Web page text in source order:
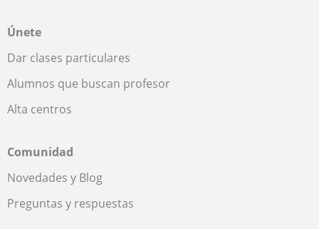
Únete
Dar clases particulares
Alumnos que buscan profesor
Alta centros
Comunidad
Novedades y Blog
Preguntas y respuestas